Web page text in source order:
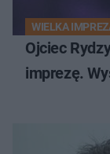
WIELKA
Ojciec
imprezę.